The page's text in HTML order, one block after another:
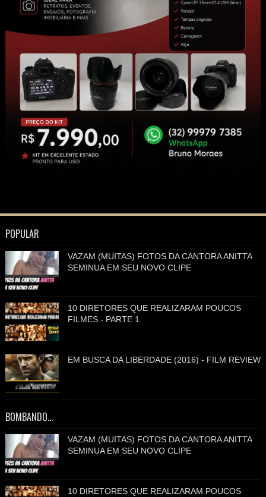
POPULAR
VAZAM (MUITAS) FOTOS DA CANTORA ANITTA
SEMINUA EM SEU NOVO CLIPE
10 DIRETORES QUE REALIZARAM POUCOS
FILMES - PARTE 1
EM BUSCA DA LIBERDADE (2016) - FILM REVIEW
BOMBANDO...
VAZAM (MUITAS) FOTOS DA CANTORA ANITTA
SEMINUA EM SEU NOVO CLIPE
10 DIRETORES QUE REALIZARAM POUCOS